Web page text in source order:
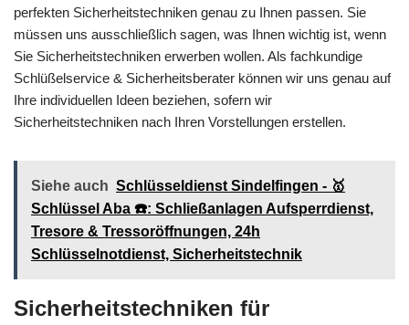
perfekten Sicherheitstechniken genau zu Ihnen passen. Sie
müssen uns ausschließlich sagen, was Ihnen wichtig ist, wenn
Sie Sicherheitstechniken erwerben wollen. Als fachkundige
Schlüßelservice & Sicherheitsberater können wir uns genau auf
Ihre individuellen Ideen beziehen, sofern wir
Sicherheitstechniken nach Ihren Vorstellungen erstellen.
Siehe auch Schlüsseldienst Sindelfingen - 🥇
Schlüssel Aba ☎️: Schließanlagen Aufsperrdienst,
Tresore & Tressoröffnungen, 24h
Schlüsselnotdienst, Sicherheitstechnik
Sicherheitstechniken für